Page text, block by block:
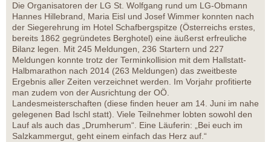
Die Organisatoren der LG St. Wolfgang rund um LG-Obmann
Hannes Hillebrand, Maria Eisl und Josef Wimmer konnten nach
der Siegerehrung im Hotel Schafbergspitze (Österreichs erstes,
bereits 1862 gegründetes Berghotel) eine äußerst erfreuliche
Bilanz legen. Mit 245 Meldungen, 236 Startern und 227
Meldungen konnte trotz der Terminkollision mit dem Hallstatt-
Halbmarathon nach 2014 (263 Meldungen) das zweitbeste
Ergebnis aller Zeiten verzeichnet werden. Im Vorjahr profitierte
man zudem von der Ausrichtung der OÖ.
Landesmeisterschaften (diese finden heuer am 14. Juni im nahe
gelegenen Bad Ischl statt). Viele Teilnehmer lobten sowohl den
Lauf als auch das „Drumherum“. Eine Läuferin: „Bei euch im
Salzkammergut, geht einem einfach das Herz auf.“